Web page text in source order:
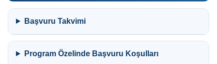
Başvuru Takvimi
Program Özelinde Başvuru Koşulları